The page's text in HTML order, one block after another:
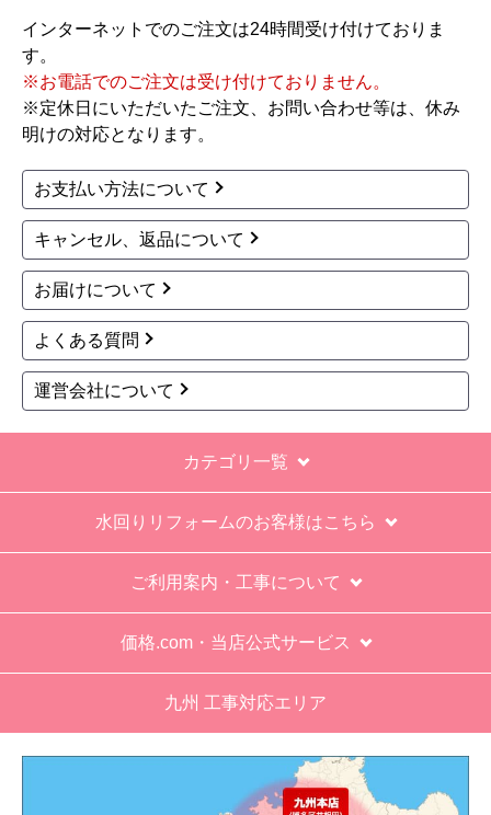
【その他感想・コメント】
１．５点は、少々工事が雑。
過去の業者で一番最低。良かった点は、ただ一
つ、愛想が良かったこと。
なにかも分からない。少々不安である。
工事後は、初期設定や取り扱いの説明もなく、慌
てて引き上げる感じ。
保障期間の説明もHPとは違った。８年保証にして
いるがメーカー保証が３年追加になり１１年と説
明があった。HPにはメーカー保証期間も８年に含
むとなっていたが、どちらが正しいか分からな
が悪かったが室外機の荷揚げを手伝った。もし、
客先が高齢の女性だったらどうしたのか疑問。
エアコン専門の担当べつにもう一人来て欲しかっ
た。
メールだとは知らず、確認できなかった。
エアコンが２００V対応型だが、同じ２００Vでも
業務用なのでコンセントの形状が違い、途中で工
インターネットでのご注文は24時間受け付けておりま
す。
※お電話でのご注文は受け付けておりません。
※定休日にいただいたご注文、お問い合わせ等は、休み
明けの対応となります。
お支払い方法について
キャンセル、返品について
お届けについて
よくある質問
運営会社について
カテゴリ一覧
水回りリフォームのお客様はこちら
ご利用案内・工事について
価格.com・当店公式サービス
九州 工事対応エリア